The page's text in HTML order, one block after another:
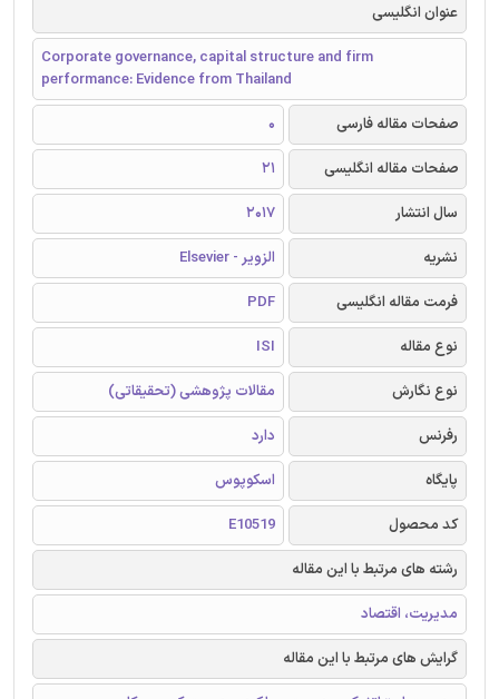
عنوان انگلیسی
Corporate governance, capital structure and firm
performance: Evidence from Thailand
صفحات مقاله فارسی
0
صفحات مقاله انگلیسی
21
سال انتشار
2017
نشریه
الزویر - Elsevier
فرمت مقاله انگلیسی
PDF
نوع مقاله
ISI
نوع نگارش
مقالات پژوهشی (تحقیقاتی)
رفرنس
دارد
پایگاه
اسکوپوس
کد محصول
E10519
رشته های مرتبط با این مقاله
مدیریت، اقتصاد
گرایش های مرتبط با این مقاله